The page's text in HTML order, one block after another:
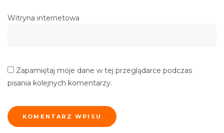
Witryna internetowa
Zapamiętaj moje dane w tej przeglądarce podczas
pisania kolejnych komentarzy.